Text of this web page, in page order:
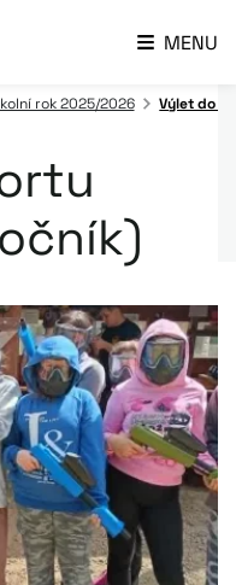
MENU
rok 2025/2026 Výlet do